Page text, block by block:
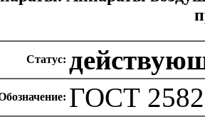
Статус:
ГОСТ